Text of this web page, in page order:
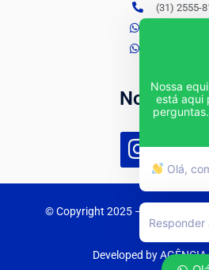
(31) 2555-
(31) 98834-
Nossas
© Copyright 2025 – ARP –
Developed by
Nossa
está aqui
Olá,